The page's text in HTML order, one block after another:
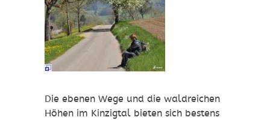
Die ebenen Wege und die waldreichen
Höhen im Kinzigtal bieten sich bestens